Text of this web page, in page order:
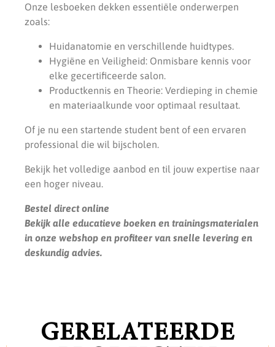
Onze lesboeken dekken essentiële onderwerpen
zoals:
Huidanatomie en verschillende huidtypes.
Hygiëne en Veiligheid: Onmisbare kennis voor
elke gecertificeerde salon.
Productkennis en Theorie: Verdieping in chemie
en materiaalkunde voor optimaal resultaat.
Of je nu een startende student bent of een ervaren
professional die wil bijscholen.
Bekijk het volledige aanbod en til jouw expertise naar
een hoger niveau.
Bestel direct online
Bekijk alle educatieve boeken en trainingsmaterialen
in onze webshop en profiteer van snelle levering en
deskundig advies.
GERELATEERDE